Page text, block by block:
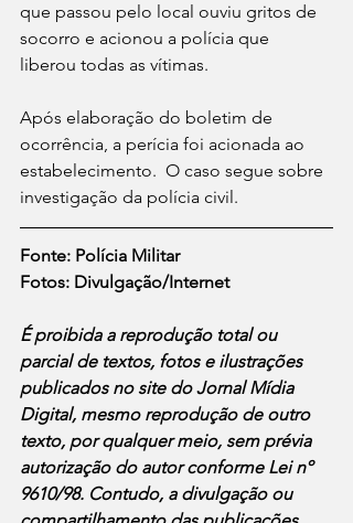
que passou pelo local ouviu gritos de
socorro e acionou a polícia que
liberou todas as vítimas.
Após elaboração do boletim de
ocorrência, a perícia foi acionada ao
estabelecimento.  O caso segue sobre
investigação da polícia civil.
Fonte: Polícia Militar
Fotos: Divulgação/Internet
É proibida a reprodução total ou
parcial de textos, fotos e ilustrações
publicados no site do Jornal Mídia
Digital, mesmo reprodução de outro
texto, por qualquer meio, sem prévia
autorização do autor conforme Lei nº
9610/98. Contudo, a divulgação ou